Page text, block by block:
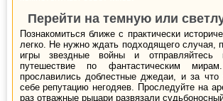
Перейти на темную или
Познакомиться ближе с практически
легко. Не нужно ждать подходящего случая,
игры звездные войны и отправляйтесь
путешествие по фантастическим
прославились доблестные джедаи, и за что
себе репутацию негодяев. Проследуйте на
раз отважные рыцари развязали